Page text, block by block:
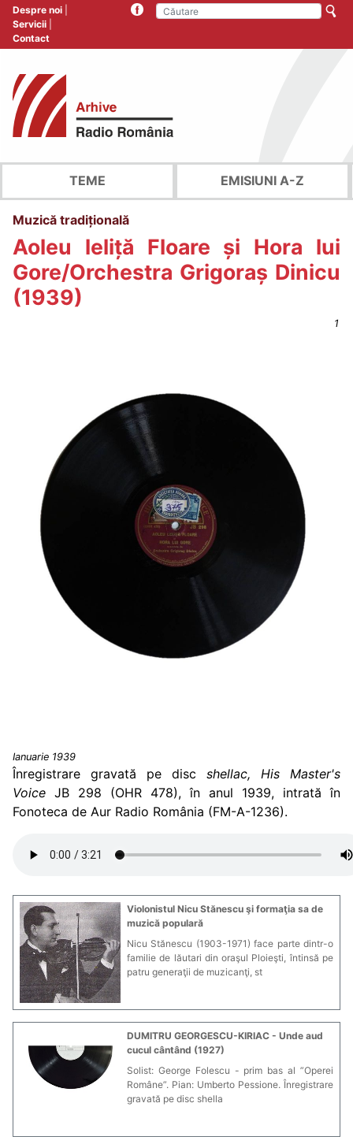
Despre noi
Servicii
Contact
TEME EMISIUNI A-Z
Muzică tradițională
Aoleu leliță Floare și Hora lui
Gore/Orchestra Grigoraș Dinicu
(1939)
1
Ianuarie 1939
Înregistrare gravată pe disc shellac, His Master's
Voice JB 298 (OHR 478), în anul 1939, intrată în
Fonoteca de Aur Radio România (FM-A-1236).
Violonistul Nicu Stănescu şi formaţia sa de
muzică populară
Nicu Stănescu (1903-1971) face parte dintr-o
familie de lăutari din oraşul Ploieşti, întinsă pe
patru generaţii de muzicanţi, st
DUMITRU GEORGESCU-KIRIAC - Unde aud
cucul cântând (1927)
Solist: George Folescu - prim bas al ”Operei
Române”. Pian: Umberto Pessione. Înregistrare
gravată pe disc shella